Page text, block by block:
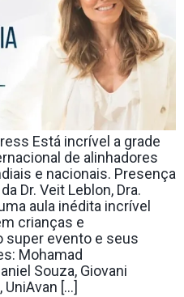
Está incrível a grade
de alinhadores
e nacionais. Presença
Dr. Veit Leblon, Dra.
aula inédita incrível
crianças e
super evento e seus
Mohamad
Souza, Giovani
[…]